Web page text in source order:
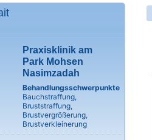
Praxisklinik am
Park Mohsen
Nasimzadah
Behandlungsschwerpunkte
Bauchstraffung,
Bruststraffung,
Brustvergrößerung,
Brustverkleinerung